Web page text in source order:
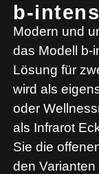
b-
Modern und
das Modell b-
Lösung für
wird als
oder
als Infrarot
Sie die
den Varianten